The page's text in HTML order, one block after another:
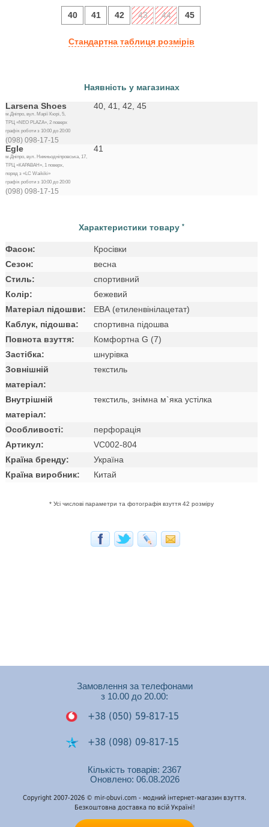
40 41 42 43 44 45
Стандартна таблиця розмірів
Наявність у магазинах
Larsena Shoes
м.Дніпро, вул. Марії Кюрі, 5,
ТРЦ «NEO PLAZA», 2 поверх
графік роботи з 10:00 до 20:00
(098) 098-17-15
40, 41, 42, 45
Egle
м.Дніпро, вул. Нижньодніпровська, 17,
ТРЦ «КАРАВАН», 1 поверх,
поряд з «LC Waikiki»
графік роботи з 10:00 до 20:00
(098) 098-17-15
41
Характеристики товару *
Фасон:
Кросівки
Сезон:
весна
Стиль:
спортивний
Колір:
бежевий
Матеріал підошви:
ЕВА (етиленвінілацетат)
Каблук, підошва:
спортивна підошва
Повнота взуття:
Комфортна G (7)
Застібка:
шнурівка
Зовнішній
матеріал:
текстиль
Внутрішній
матеріал:
текстиль, знімна м`яка устілка
Особливості:
перфорація
Артикул:
VC002-804
Країна бренду:
Україна
Країна виробник:
Китай
* Усі числові параметри та фотографія взуття 42 розміру
Замовлення за телефонами
з 10.00 до 20.00:
+38 (050) 59-817-15
+38 (098) 09-817-15
+38 (050) 53-448-74
Подзвонити на Viber
Подзвонити на
Кількість товарів: 2367
Оновлено: 06.08.2026
Copyright 2007-2026 © mir-obuvi.com - модний інтернет-магазин взуття.
Безкоштовна доставка по всій Україні!